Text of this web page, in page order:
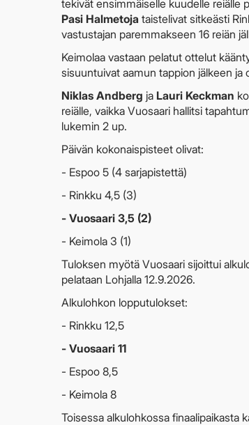
tekivät ensimmäiselle kuudelle reiälle
Pasi Halmetoja taistelivat sitkeästi
vastustajan paremmakseen 16 reiän
Keimolaa vastaan pelatut ottelut
sisuuntuivat aamun tappion jälkeen
Niklas Andberg ja Lauri Keckman
reiälle, vaikka Vuosaari hallitsi
lukemin 2 up.
Päivän kokonaispisteet olivat:
- Espoo 5 (4 sarjapistettä)
- Rinkku 4,5 (3)
- Vuosaari 3,5 (2)
- Keimola 3 (1)
Tuloksen myötä Vuosaari sijoittui
pelataan Lohjalla 12.9.2026.
Alkulohkon lopputulokset:
- Rinkku 12,5
- Vuosaari 11
- Espoo 8,5
- Keimola 8
Toisessa alkulohkossa finaalipaikasta